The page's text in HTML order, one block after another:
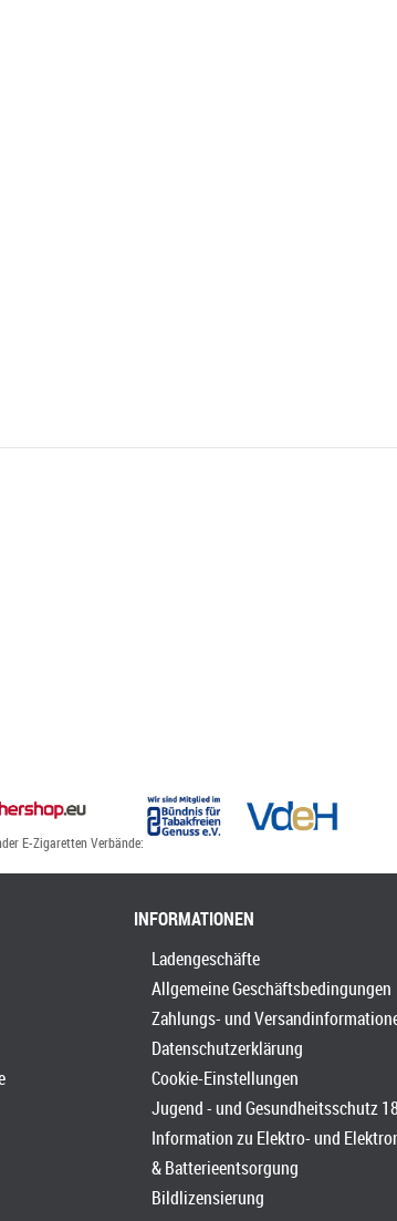
E-Zigaretten Verbände:
INFORMATIONEN
Ladengeschäfte
Allgemeine Geschäftsbedingungen
Zahlungs- und
Datenschutzerklärung
Cookie-Einstellungen
Jugend - und Gesundheitsschutz
Information zu Elektro- und
& Batterieentsorgung
Bildlizensierung